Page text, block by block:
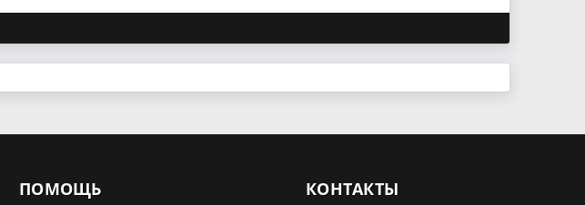
ПОМОЩЬ КОНТАКТЫ